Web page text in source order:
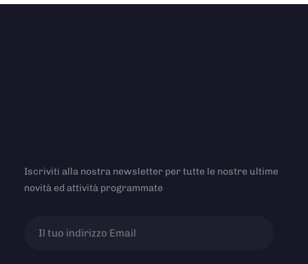
Iscriviti alla nostra newsletter per tutte le nostre ultime
novità ed attività programmate